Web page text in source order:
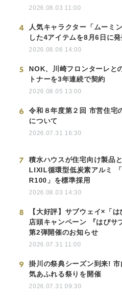
2026.08.03 11:00
4
人気キャラクター「ムーミ
した4アイテムを8月6日に
2026.08.06 14:00
5
NOK、川崎フロンターレと
トナーを3年連続で契約
2026.08.05 13:00
6
令和８年度第２回 市営住宅
について
2026.07.31 16:30
7
積水ハウスが住宅向け製品
LIXIL循環型低炭素アルミ
R100」を標準採用
2026.08.03 14:30
8
【大好評】サブウェイ×「は
店頭キャンペーン 『はぴサ
第2弾開催のお知らせ
2026.07.31 11:00
9
掛川の祭典シーズン到来!
気あふれる祭りを開催
2026.07.31 09:30